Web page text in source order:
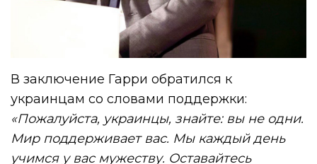
В заключение Гарри обратился к
украинцам со словами поддержки:
«Пожалуйста, украинцы, знайте: вы не одни.
Мир поддерживает вас. Мы каждый день
учимся у вас мужеству. Оставайтесь